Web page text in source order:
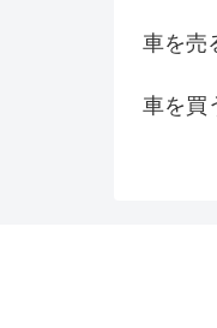
車を売
車を買